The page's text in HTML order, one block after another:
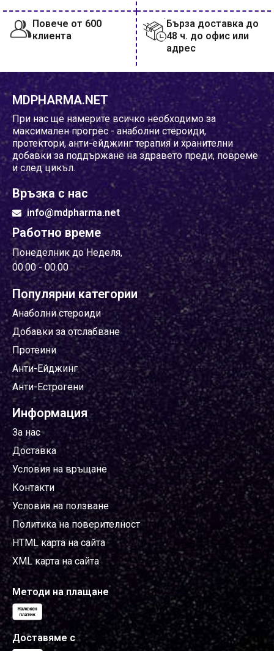
Повече от 600
клиента
Бърза доставка до
48 ч. до офис или
адрес
MDPHARMA.NET
При нас ще намерите всичко необходимо за
максимален прогрес - анаболни стероиди,
протектори, анти-ейджинг терапия и хранителни
добавки за поддържане на здравето преди, повреме
и след цикъл.
Връзка с нас
info@mdpharma.net
Работно време
Понеделник до Неделя,
00.00 - 00.00
Популярни категории
Анаболни стероиди
Добавки за отслабване
Протеини
Анти-Ейджинг
Анти-Естрогени
Информация
За нас
Доставка
Условия на връщане
Контакти
Условия на ползване
Политика на поверителност
HTML карта на сайта
XML карта на сайта
Методи на плащане
Доставяме с